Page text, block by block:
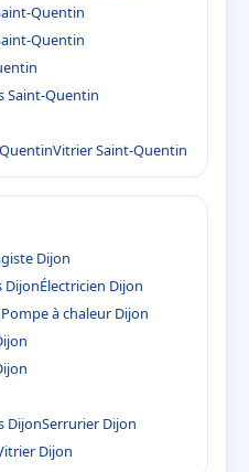
Quentin
Quentin
Saint-Quentin
Vitrier Saint-Quentin
Dijon
DijonÉlectricien Dijon
Pompe à chaleur Dijon
DijonSerrurier Dijon
Dijon